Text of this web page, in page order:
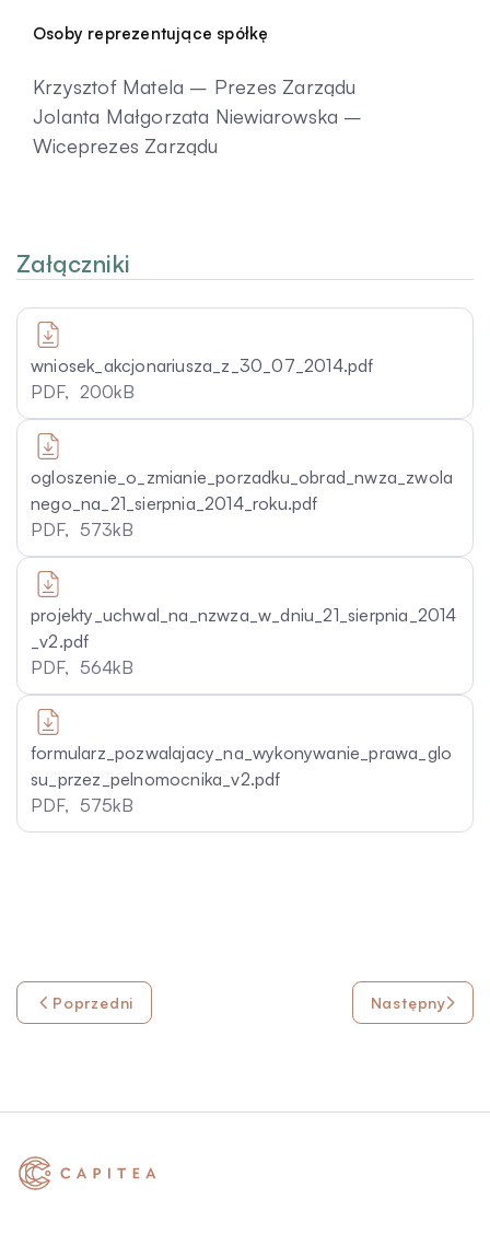
Osoby reprezentujące spółkę
Krzysztof Matela – Prezes Zarządu
Jolanta Małgorzata Niewiarowska –
Wiceprezes Zarządu
Załączniki
wniosek_akcjonariusza_z_30_07_2014.pdf
PDF, 200kB
ogloszenie_o_zmianie_porzadku_obrad_nwza_zwola
nego_na_21_sierpnia_2014_roku.pdf
PDF, 573kB
projekty_uchwal_na_nzwza_w_dniu_21_sierpnia_2014
_v2.pdf
PDF, 564kB
formularz_pozwalajacy_na_wykonywanie_prawa_glo
su_przez_pelnomocnika_v2.pdf
PDF, 575kB
Poprzedni Następny